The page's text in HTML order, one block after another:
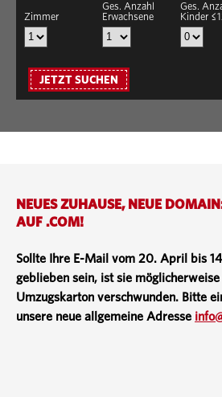
Zimmer
Ges. Anzahl
Erwachsene
Ges.
Kinder
JETZT SUCHEN
NEUES ZUHAUSE, NEUE
AUF .COM!
Sollte Ihre E-Mail vom 20. April bis
geblieben sein, ist sie
Umzugskarton verschwunden. Bitte
unsere neue allgemeine Adresse